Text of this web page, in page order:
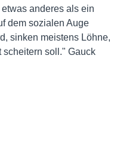
anderes als ein
dem sozialen Auge
sinken meistens Löhne,
scheitern soll." Gauck